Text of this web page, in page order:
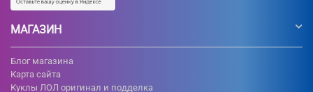
МАГАЗИН
Блог магазина
Карта сайта
Куклы ЛОЛ оригинал и подделка